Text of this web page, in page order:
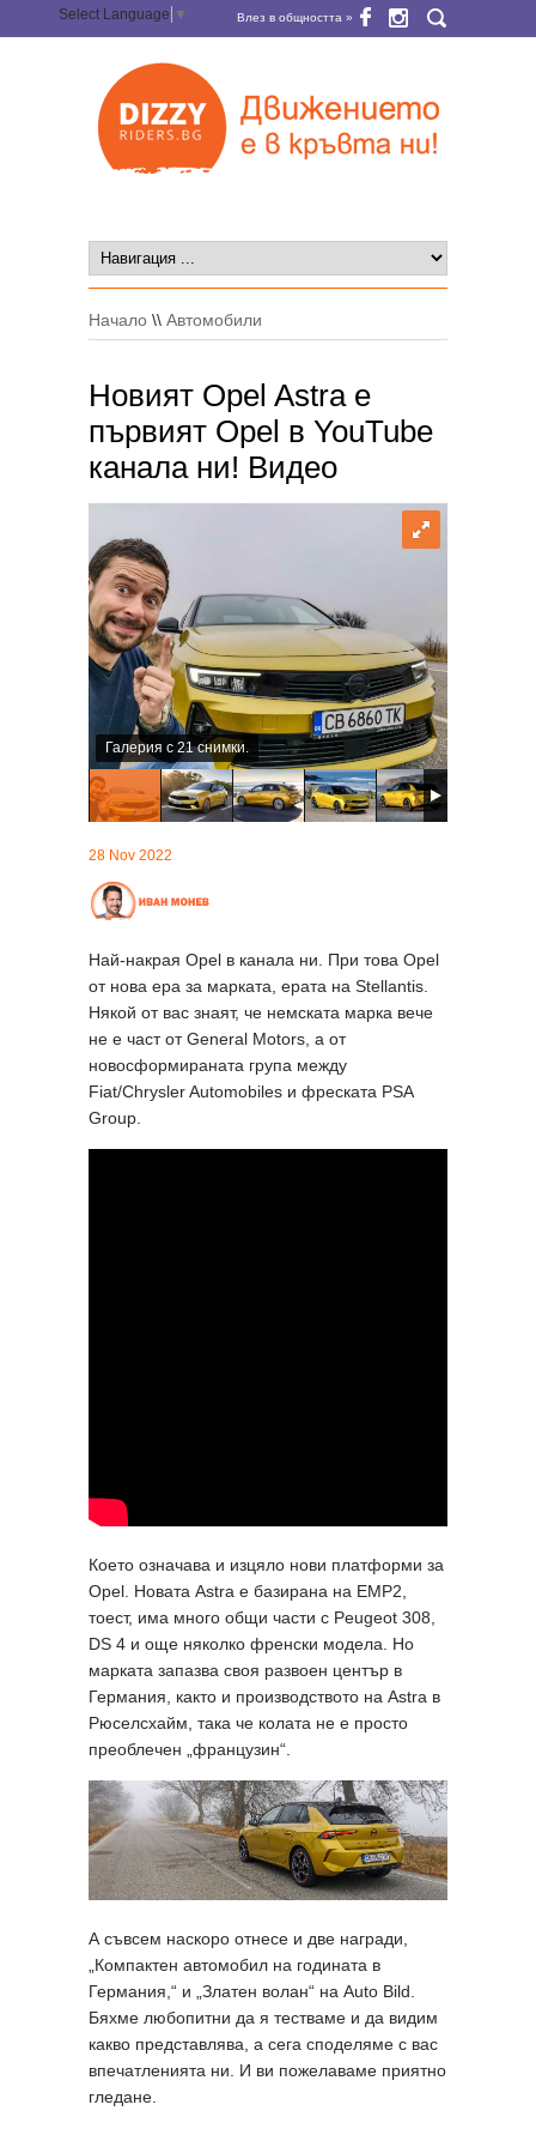
Select Language ▼ Влез в общността »
Начало \\ Автомобили
Новият Opel Astra е
първият Opel в YouTube
канала ни! Видео
Галерия с 21 снимки.
28 Nov 2022
Най-накрая Opel в канала ни. При това Opel
от нова ера за марката, ерата на Stellantis.
Някой от вас знаят, че немската марка вече
не е част от General Motors, а от
новосформираната група между
Fiat/Chrysler Automobiles и фреската PSA
Group.
Което означава и изцяло нови платформи за
Opel. Новата Astra е базирана на EMP2,
тоест, има много общи части с Peugeot 308,
DS 4 и още няколко френски модела. Но
марката запазва своя развоен център в
Германия, както и производството на Astra в
Рюселсхайм, така че колата не е просто
преоблечен „французин“.
А съвсем наскоро отнесе и две награди,
„Компактен автомобил на годината в
Германия,“ и „Златен волан“ на Auto Bild.
Бяхме любопитни да я тестваме и да видим
какво представлява, а сега споделяме с вас
впечатленията ни. И ви пожелаваме приятно
гледане.